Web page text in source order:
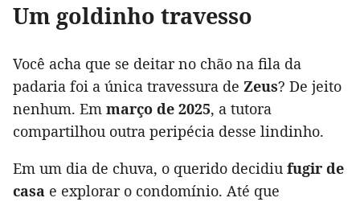
Um goldinho travesso
Você acha que se deitar no chão na fila da
padaria foi a única travessura de Zeus? De jeito
nenhum. Em março de 2025, a tutora
compartilhou outra peripécia desse lindinho.
Em um dia de chuva, o querido decidiu fugir de
casa e explorar o condomínio. Até que